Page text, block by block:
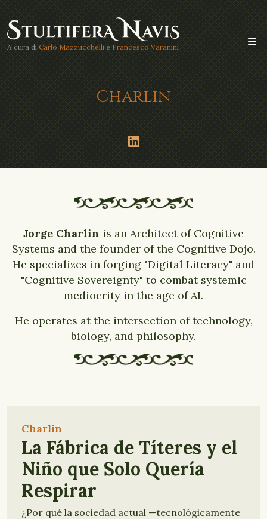
A cura di Carlo Mazzucchelli e Francesco Varanini
Charlin
Jorge Charlin is an Architect of Cognitive
Systems and the founder of the Cognitive Dojo.
He specializes in forging "Digital Literacy" and
"Cognitive Sovereignty" to combat systemic
mediocrity in the age of AI.
He operates at the intersection of technology,
biology, and philosophy.
Charlin
La Fábrica de Títeres y el
Niño que Solo Quería
Respirar
¿Por qué la sociedad actual —tecnológicamente